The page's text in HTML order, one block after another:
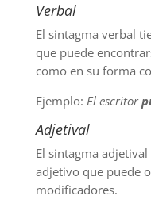
Verbal
El sintagma verbal
que puede
como en su forma
Ejemplo: El escritor
Adjetival
El sintagma
adjetivo que puede
modificadores.